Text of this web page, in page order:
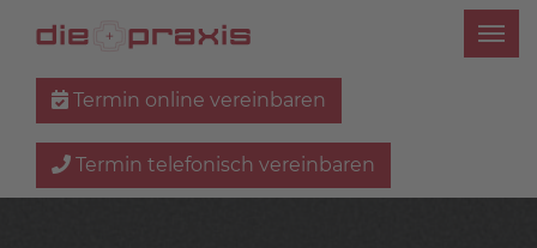
Termin online vereinbaren
Termin telefonisch vereinbaren